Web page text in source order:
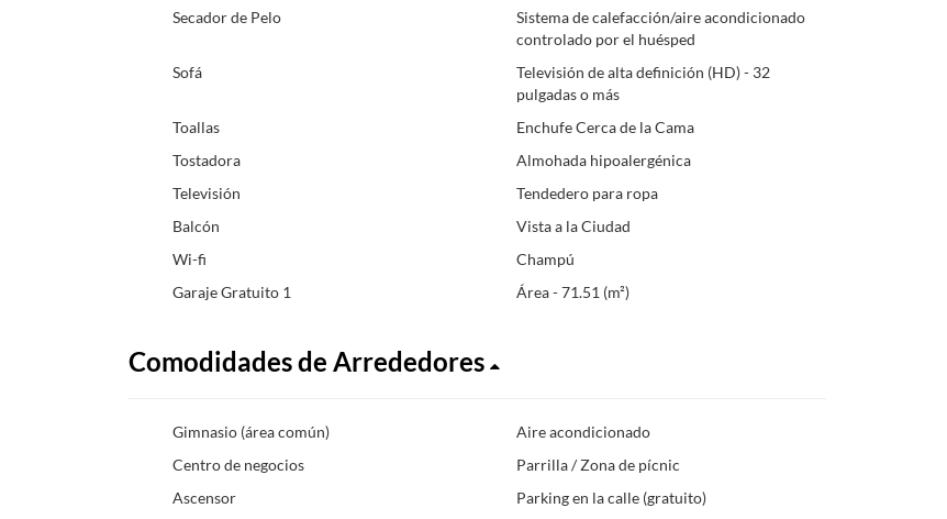
Secador de Pelo
Sistema de calefacción/aire acondicionado
controlado por el huésped
Sofá
Televisión de alta definición (HD) - 32
pulgadas o más
Toallas
Enchufe Cerca de la Cama
Tostadora
Almohada hipoalergénica
Televisión
Tendedero para ropa
Balcón
Vista a la Ciudad
Wi-fi
Champú
Garaje Gratuito 1
Área - 71.51 (m²)
Comodidades de Arrededores
Gimnasio (área común)
Aire acondicionado
Centro de negocios
Parrilla / Zona de pícnic
Ascensor
Parking en la calle (gratuito)